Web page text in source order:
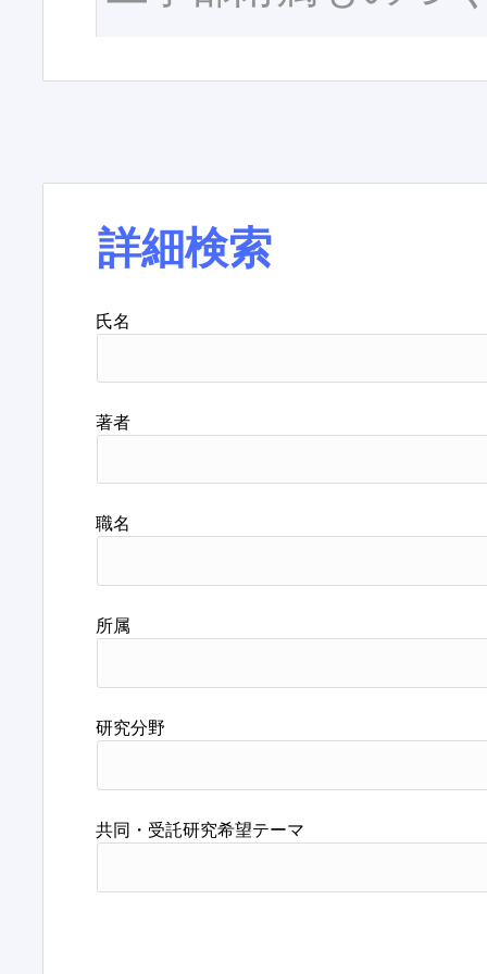
詳細検索
氏名
著者
職名
所属
研究分野
共同・受託研究希望テーマ